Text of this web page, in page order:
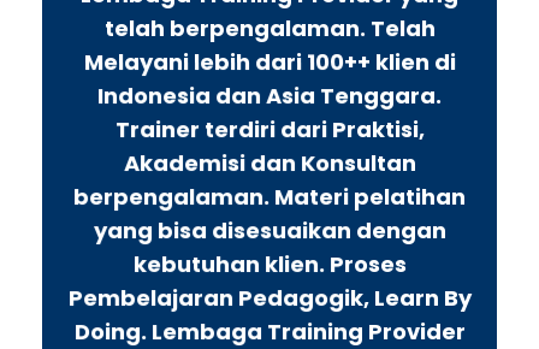
telah berpengalaman. Telah
Melayani lebih dari 100++ klien di
Indonesia dan Asia Tenggara.
Trainer terdiri dari Praktisi,
Akademisi dan Konsultan
berpengalaman. Materi pelatihan
yang bisa disesuaikan dengan
kebutuhan klien. Proses
Pembelajaran Pedagogik, Learn By
Doing. Lembaga Training Provider